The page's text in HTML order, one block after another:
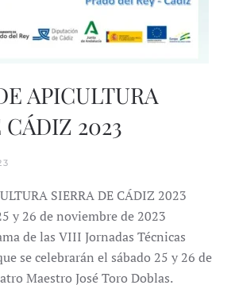
APICULTURA
CÁDIZ 2023
SIERRA DE CÁDIZ 2023
y 26 de noviembre de 2023
de las VIII Jornadas Técnicas
se celebrarán el sábado 25 y 26 de
Maestro José Toro Doblas.